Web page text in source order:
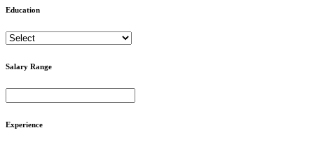
Education
Salary Range
Experience